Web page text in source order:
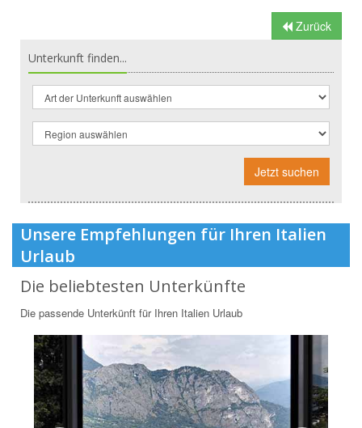
Zurück
Unterkunft finden...
Jetzt suchen
Unsere Empfehlungen für Ihren Italien
Urlaub
Die beliebtesten Unterkünfte
Die passende Unterkünft für Ihren Italien Urlaub